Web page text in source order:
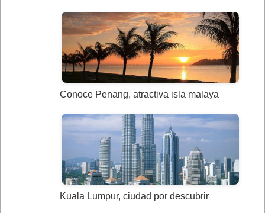
Conoce Penang, atractiva isla malaya
Kuala Lumpur, ciudad por descubrir